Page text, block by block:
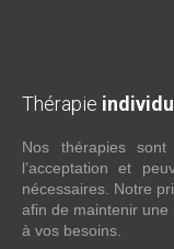
Thérapie
Nos thérapies sont
l’acceptation et
nécessaires. Notre
afin de maintenir
à vos besoins.